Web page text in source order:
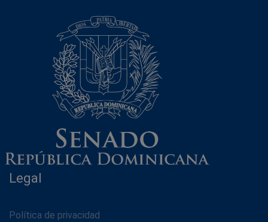
Legal
Política de privacidad